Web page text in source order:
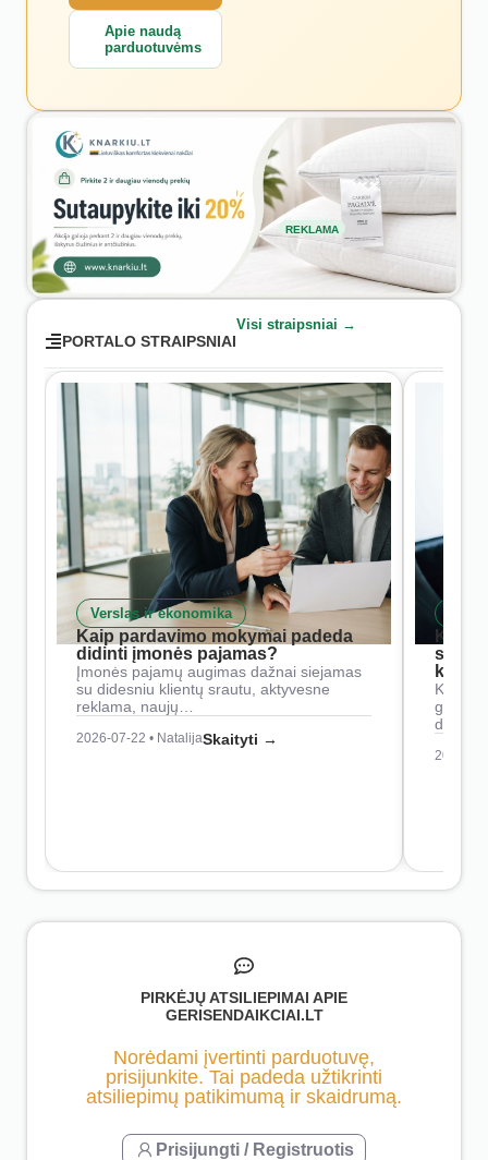
Apie naudą
parduotuvėms
REKLAMA
PORTALO STRAIPSNIAI
Visi straipsniai →
Verslas ir ekonomika
Kaip pardavimo mokymai padeda
didinti įmonės pajamas?
Įmonės pajamų augimas dažnai siejamas
su didesniu klientų srautu, aktyvesne
reklama, naujų…
2026-07-22 • NatalijaSkaityti →
Kaip
2026-
PIRKĖJŲ ATSILIEPIMAI APIE
GERISENDAIKCIAI.LT
Norėdami įvertinti parduotuvę,
prisijunkite. Tai padeda užtikrinti
atsiliepimų patikimumą ir skaidrumą.
Prisijungti / Registruotis